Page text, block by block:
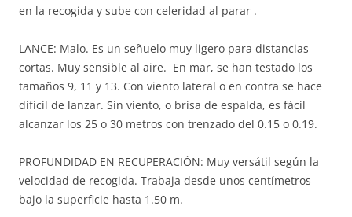
en la recogida y sube con celeridad al parar .
LANCE: Malo. Es un señuelo muy ligero para distancias
cortas. Muy sensible al aire. En mar, se han testado los
tamaños 9, 11 y 13. Con viento lateral o en contra se hace
difícil de lanzar. Sin viento, o brisa de espalda, es fácil
alcanzar los 25 o 30 metros con trenzado del 0.15 o 0.19.
PROFUNDIDAD EN RECUPERACIÓN: Muy versátil según la
velocidad de recogida. Trabaja desde unos centímetros
bajo la superficie hasta 1.50 m.